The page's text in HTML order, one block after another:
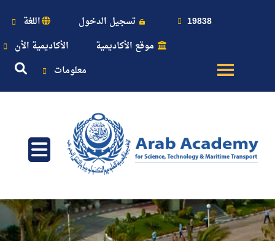
19838 تسجيل الدخول
اللغة
موقع الأكاديمية
الأكاديمية الأن
معلومات
عن
الأكاديمية
البحري